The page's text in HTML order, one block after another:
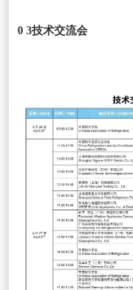
0 3技术交流会